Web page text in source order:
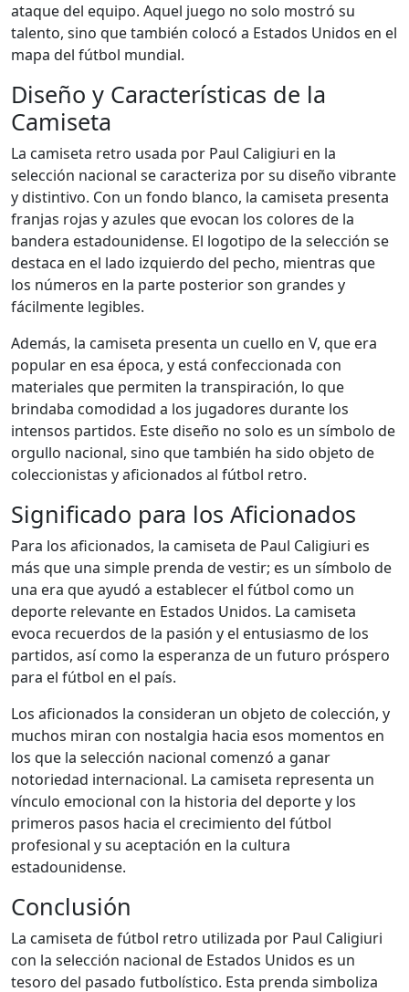
ataque del equipo. Aquel juego no solo mostró su
talento, sino que también colocó a Estados Unidos en el
mapa del fútbol mundial.
Diseño y Características de la
Camiseta
La camiseta retro usada por Paul Caligiuri en la
selección nacional se caracteriza por su diseño vibrante
y distintivo. Con un fondo blanco, la camiseta presenta
franjas rojas y azules que evocan los colores de la
bandera estadounidense. El logotipo de la selección se
destaca en el lado izquierdo del pecho, mientras que
los números en la parte posterior son grandes y
fácilmente legibles.
Además, la camiseta presenta un cuello en V, que era
popular en esa época, y está confeccionada con
materiales que permiten la transpiración, lo que
brindaba comodidad a los jugadores durante los
intensos partidos. Este diseño no solo es un símbolo de
orgullo nacional, sino que también ha sido objeto de
coleccionistas y aficionados al fútbol retro.
Significado para los Aficionados
Para los aficionados, la camiseta de Paul Caligiuri es
más que una simple prenda de vestir; es un símbolo de
una era que ayudó a establecer el fútbol como un
deporte relevante en Estados Unidos. La camiseta
evoca recuerdos de la pasión y el entusiasmo de los
partidos, así como la esperanza de un futuro próspero
para el fútbol en el país.
Los aficionados la consideran un objeto de colección, y
muchos miran con nostalgia hacia esos momentos en
los que la selección nacional comenzó a ganar
notoriedad internacional. La camiseta representa un
vínculo emocional con la historia del deporte y los
primeros pasos hacia el crecimiento del fútbol
profesional y su aceptación en la cultura
estadounidense.
Conclusión
La camiseta de fútbol retro utilizada por Paul Caligiuri
con la selección nacional de Estados Unidos es un
tesoro del pasado futbolístico. Esta prenda simboliza